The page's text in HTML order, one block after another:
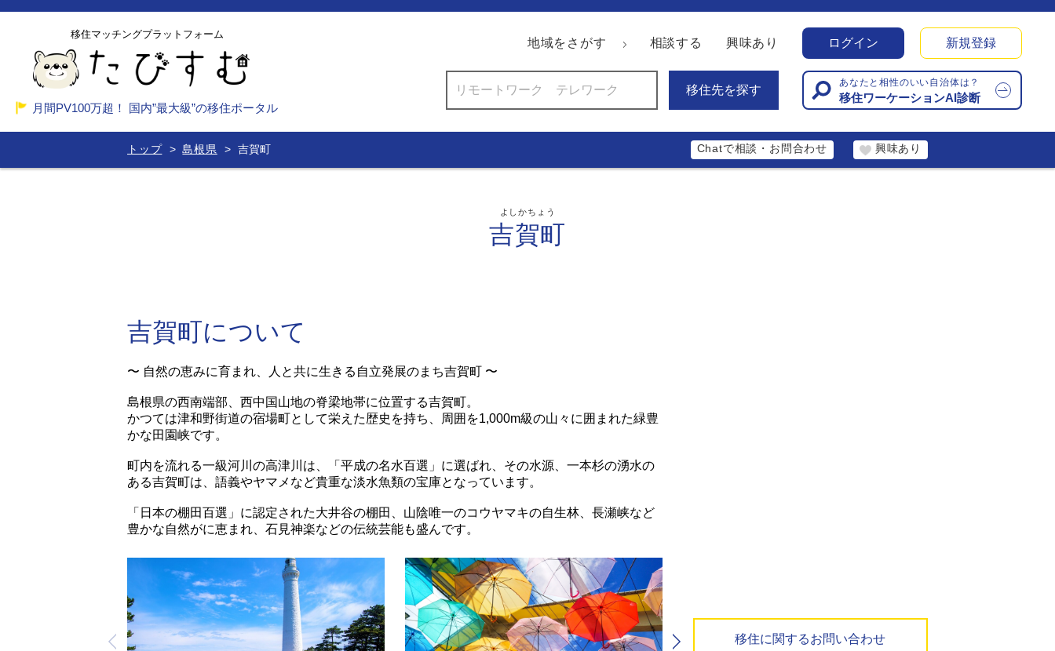
移住マッチングプラットフォーム
月間PV100万超！ 国内”最大級”の移住ポータル
地域をさがす 相談する 興味あり ログイン 新規登録
移住先を探す
あなたと相性のいい自治体は？
移住ワーケーションAI診断
トップ 島根県 吉賀町 Chatで相談・お問合わせ 興味あり
吉賀町
よしかちょう
吉賀町について
〜 自然の恵みに育まれ、人と共に生きる自立発展のまち吉賀町 〜
島根県の西南端部、西中国山地の脊梁地帯に位置する吉賀町。
かつては津和野街道の宿場町として栄えた歴史を持ち、周囲を1,000m級の山々に囲まれた緑豊
かな田園峡です。
町内を流れる一級河川の高津川は、「平成の名水百選」に選ばれ、その水源、一本杉の湧水の
ある吉賀町は、語義やヤマメなど貴重な淡水魚類の宝庫となっています。
「日本の棚田百選」に認定された大井谷の棚田、山陰唯一のコウヤマキの自生林、長瀬峡など
豊かな自然がに恵まれ、石見神楽などの伝統芸能も盛んです。
移住に関するお問い合わせ